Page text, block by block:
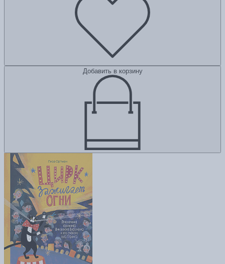
Добавить в корзину